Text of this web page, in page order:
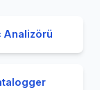
Analizörü